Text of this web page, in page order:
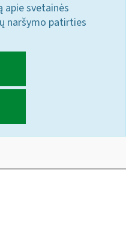
svetainės
naršymo patirties